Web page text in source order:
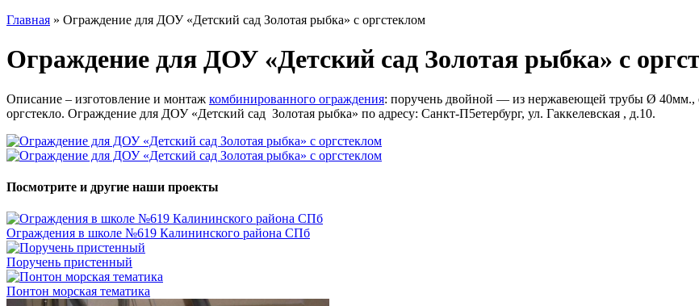
Главная » Ограждение для ДОУ «Детский сад Золотая рыбка» с оргстеклом
Ограждение для ДОУ «Детский сад Золотая рыбка» с
Описание – изготовление и монтаж комбинированного ограждения: поручень двойной — из нержавеющей трубы Ø 40мм.,
оргстекло. Ограждение для ДОУ «Детский сад Золотая рыбка» по адресу: Санкт-П5етербург, ул. Гаккелевская , д.10.
Посмотрите и другие наши проекты
Ограждения в школе №619 Калининского района СПб
Поручень пристенный
Понтон морская тематика